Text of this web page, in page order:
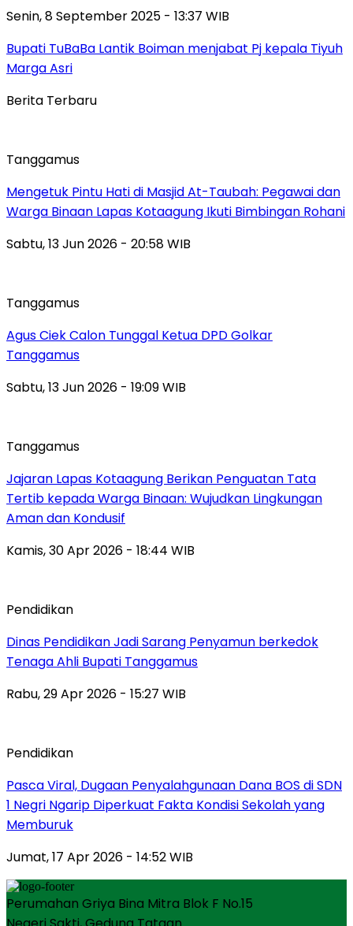
Senin, 8 September 2025 - 13:37 WIB
Bupati TuBaBa Lantik Boiman menjabat Pj kepala Tiyuh
Marga Asri
Berita Terbaru
Tanggamus
Mengetuk Pintu Hati di Masjid At-Taubah: Pegawai dan
Warga Binaan Lapas Kotaagung Ikuti Bimbingan Rohani
Sabtu, 13 Jun 2026 - 20:58 WIB
Tanggamus
Agus Ciek Calon Tunggal Ketua DPD Golkar
Tanggamus
Sabtu, 13 Jun 2026 - 19:09 WIB
Tanggamus
Jajaran Lapas Kotaagung Berikan Penguatan Tata
Tertib kepada Warga Binaan: Wujudkan Lingkungan
Aman dan Kondusif
Kamis, 30 Apr 2026 - 18:44 WIB
Pendidikan
Dinas Pendidikan Jadi Sarang Penyamun berkedok
Tenaga Ahli Bupati Tanggamus
Rabu, 29 Apr 2026 - 15:27 WIB
Pendidikan
Pasca Viral, Dugaan Penyalahgunaan Dana BOS di SDN
1 Negri Ngarip Diperkuat Fakta Kondisi Sekolah yang
Memburuk
Jumat, 17 Apr 2026 - 14:52 WIB
Perumahan Griya Bina Mitra Blok F No.15